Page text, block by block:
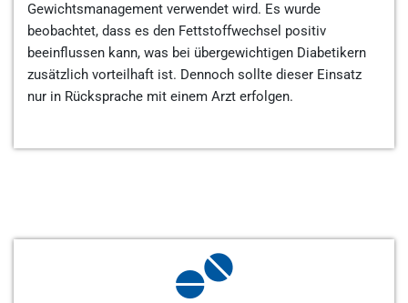
Gewichtsmanagement verwendet wird. Es wurde
beobachtet, dass es den Fettstoffwechsel positiv
beeinflussen kann, was bei übergewichtigen Diabetikern
zusätzlich vorteilhaft ist. Dennoch sollte dieser Einsatz
nur in Rücksprache mit einem Arzt erfolgen.